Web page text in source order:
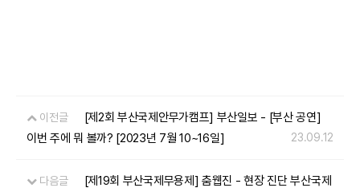
이전글
[제2회 부산국제안무가캠프] 부산일보 - [부산 공연]
이번 주에 뭐 볼까? [2023년 7월 10~16일]
23.09.12
다음글
[제19회 부산국제무용제] 춤웹진 - 현장 진단 부산국제